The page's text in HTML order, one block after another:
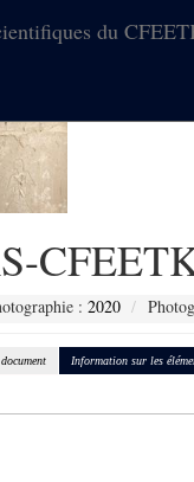
du
: 2020
Information sur les